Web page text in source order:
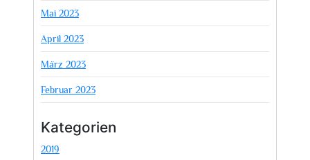
Mai 2023
April 2023
März 2023
Februar 2023
Kategorien
2019